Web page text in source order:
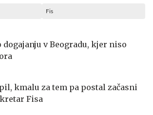
Fis
dogajanju v Beogradu, kjer niso
kmalu za tem pa postal začasni
Fisa